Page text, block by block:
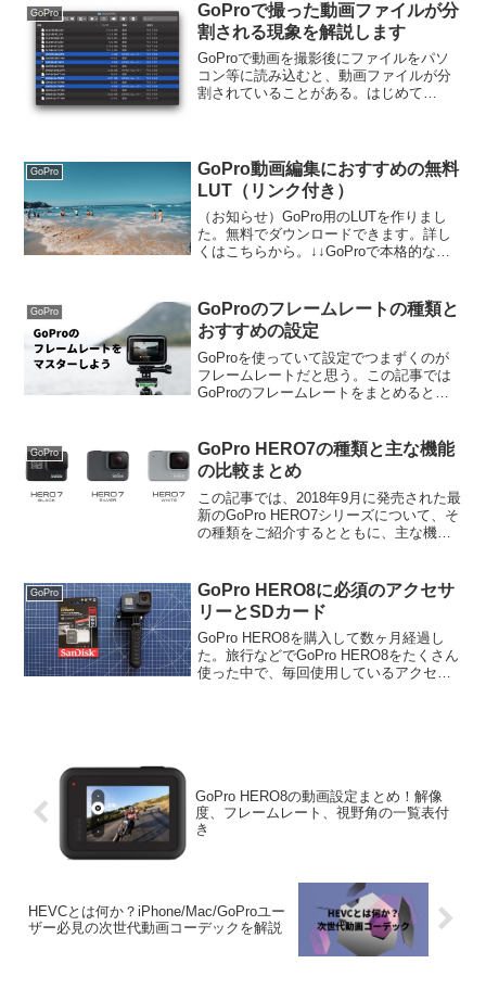
く写ってしまう」...
GoPro
GoProで撮った動画ファイルが分
割される現象を解説します
GoProで動画を撮影後にファイルをパソ
コン等に読み込むと、動画ファイルが分
割されていることがある。はじめて
様であり、決し...
GoPro
GoPro動画編集におすすめの無料
LUT（リンク付き）
（お知らせ）GoPro用のLUTを作りまし
た。無料でダウンロードできます。詳し
くはこちらから。↓↓GoProで本格的な映
（カラーグレーディング）をする動画編
集...
GoPro
GoProのフレームレートの種類と
おすすめの設定
GoProを使っていて設定でつまずくのが
フレームレートだと思う。この記事では
GoProのフレームレートをまとめるとと
か、おすすめについても記載した。
GoProのフレーム...
GoPro
GoPro HERO7の種類と主な機能
の比較まとめ
この記事では、2018年9月に発売された最
新のGoPro HERO7シリーズについて、そ
の種類をご紹介するとともに、主な機能
HERO7の種類GoPro HE...
GoPro
GoPro HERO8に必須のアクセサ
リーとSDカード
GoPro HERO8を購入して数ヶ月経過し
た。旅行などでGoPro HERO8をたくさん
使った中で、毎回使用しているアクセサ
GoPro HERO8の動画設定まとめ！解像
度、フレームレート、視野角の一覧表付
き
HEVCとは何か？iPhone/Mac/GoProユー
ザー必見の次世代動画コーデックを解説